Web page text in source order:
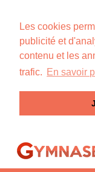
Les cookies
publicité et
contenu et les
trafic. En savoir